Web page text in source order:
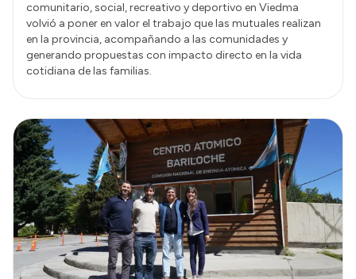
comunitario, social, recreativo y deportivo en Viedma
volvió a poner en valor el trabajo que las mutuales realizan
en la provincia, acompañando a las comunidades y
generando propuestas con impacto directo en la vida
cotidiana de las familias.